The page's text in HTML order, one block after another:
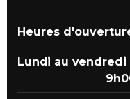
Heures
Lundi au vendredi